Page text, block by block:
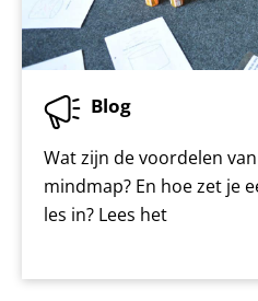
Blog
Wat zijn de voordelen
mindmap? En hoe zet je
les in? Lees het